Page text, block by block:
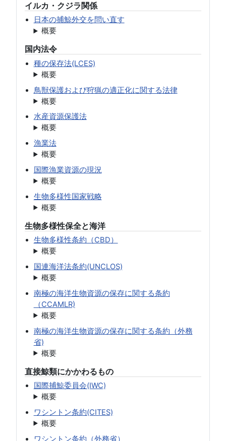
イルカ・クジラ関係
日本の捕鯨外交を問い直す
概要
国内法令
種の保存法(LCES)
概要
鳥獣保護および狩猟の適正化に関する法律
概要
水産資源保護法
概要
漁業法
概要
国際漁業資源の現況
概要
生物多様性国家戦略
概要
生物多様性保全と海洋
生物多様性条約（CBD）
概要
国連海洋法条約(UNCLOS)
概要
南極の海洋生物資源の保存に関する条約
（CCAMLR)
概要
南極の海洋生物資源の保存に関する条約（外務
省)
概要
直接鯨類にかかわるもの
国際捕鯨委員会(IWC)
概要
ワシントン条約(CITES)
概要
ワシントン条約（外務省）